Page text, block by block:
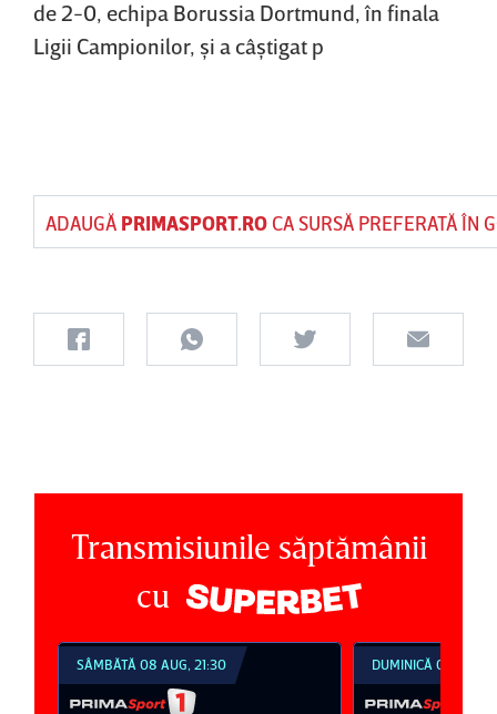
de 2-0, echipa Borussia Dortmund, în finala
Ligii Campionilor, şi a câştigat p
ADAUGĂ PRIMASPORT.ROCA SURSĂ PREFERATĂ ÎN
Transmisiunile săptămânii
cu
SÂMBĂTĂ 08 AUG, 21:30 DUMINICĂ 09 AUG,